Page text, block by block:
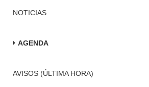
NOTICIAS
AGENDA
AVISOS (ÚLTIMA HORA)